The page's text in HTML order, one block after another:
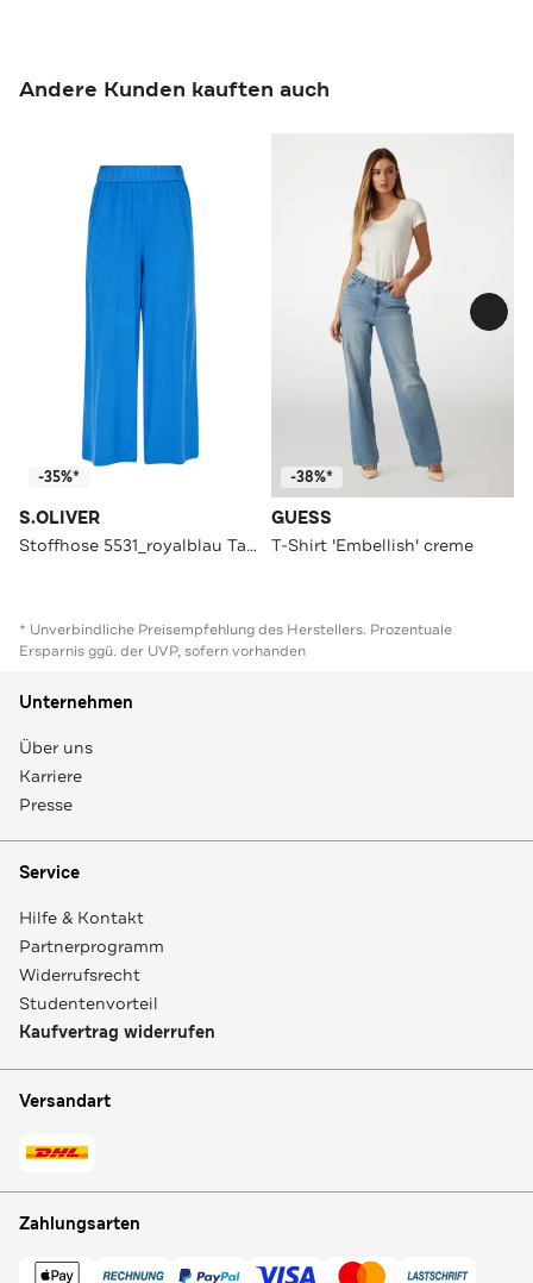
Andere Kunden kauften auch
-35%*
S.OLIVER
Stoffhose 5531_royalblau Tapered
-38%*
GUESS
T-Shirt 'Embellish' creme
* Unverbindliche Preisempfehlung des Herstellers. Prozentuale
Ersparnis ggü. der UVP, sofern vorhanden
Unternehmen
Über uns
Karriere
Presse
Service
Hilfe & Kontakt
Partnerprogramm
Widerrufsrecht
Studentenvorteil
Kaufvertrag widerrufen
Versandart
Zahlungsarten